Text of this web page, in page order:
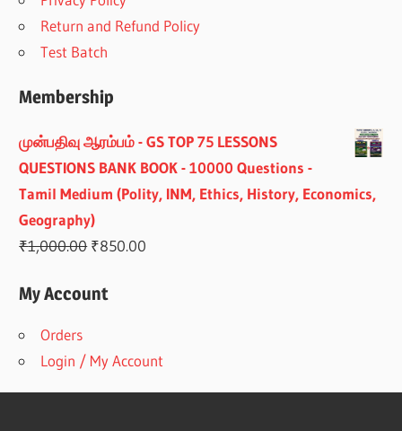
Return and Refund Policy
Test Batch
Membership
முன்பதிவு ஆரம்பம் - GS TOP 75 LESSONS
QUESTIONS BANK BOOK - 10000 Questions -
Tamil Medium (Polity, INM, Ethics, History, Economics,
Geography)
₹1,000.00 Original
was:
₹850.00
My Account
Orders
Login / My Account